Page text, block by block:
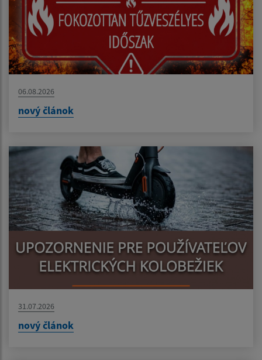
06.08.2026
nový článok
31.07.2026
nový článok